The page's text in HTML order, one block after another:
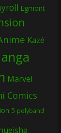
Egmont
Kazé
Marvel
Comics
5 polyband